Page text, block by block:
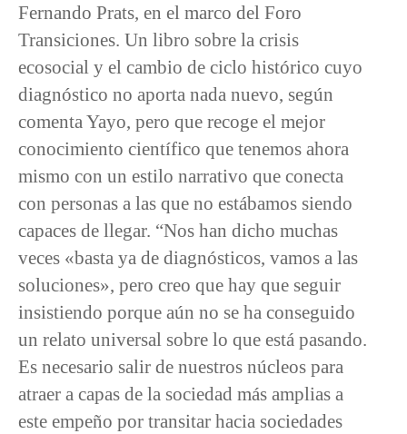
Fernando Prats, en el marco del Foro
Transiciones. Un libro sobre la crisis
ecosocial y el cambio de ciclo histórico cuyo
diagnóstico no aporta nada nuevo, según
comenta Yayo, pero que recoge el mejor
conocimiento científico que tenemos ahora
mismo con un estilo narrativo que conecta
con personas a las que no estábamos siendo
capaces de llegar. “Nos han dicho muchas
veces «basta ya de diagnósticos, vamos a las
soluciones», pero creo que hay que seguir
insistiendo porque aún no se ha conseguido
un relato universal sobre lo que está pasando.
Es necesario salir de nuestros núcleos para
atraer a capas de la sociedad más amplias a
este empeño por transitar hacia sociedades